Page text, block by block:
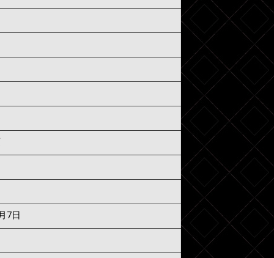
7日